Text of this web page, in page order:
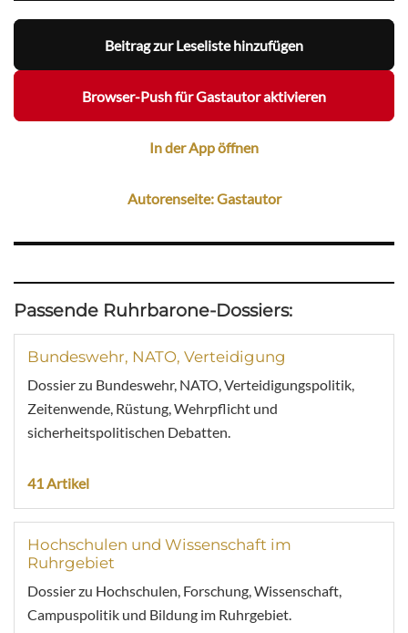
Beitrag zur Leseliste hinzufügen
Browser-Push für Gastautor aktivieren
In der App öffnen
Autorenseite: Gastautor
Passende Ruhrbarone-Dossiers:
Bundeswehr, NATO, Verteidigung
Dossier zu Bundeswehr, NATO, Verteidigungspolitik,
Zeitenwende, Rüstung, Wehrpflicht und
sicherheitspolitischen Debatten.
41 Artikel
Hochschulen und Wissenschaft im
Ruhrgebiet
Dossier zu Hochschulen, Forschung, Wissenschaft,
Campuspolitik und Bildung im Ruhrgebiet.